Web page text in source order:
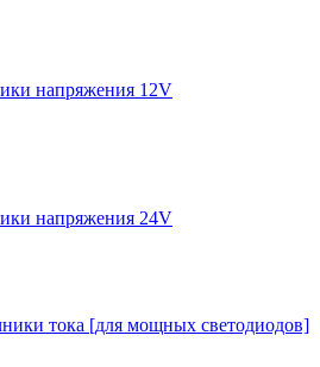
напряжения 12V
напряжения 24V
тока [для мощных светодиодов]